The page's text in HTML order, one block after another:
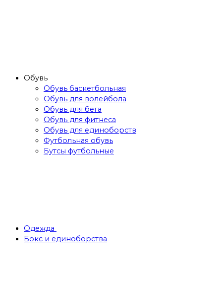
Обувь
Обувь баскетбольная
Обувь для волейбола
Обувь для бега
Обувь для фитнеса
Обувь для единоборств
Футбольная обувь
Бутсы футбольные
Одежда
Бокс и единоборства